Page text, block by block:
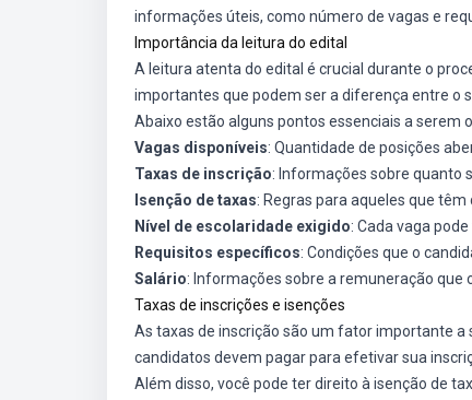
informações úteis, como número de vagas e
Importância da leitura do edital
A leitura atenta do edital é crucial durante o
importantes que podem ser a diferença entre o
Abaixo estão alguns pontos essenciais a serem
Vagas disponíveis: Quantidade de posições
Taxas de inscrição: Informações sobre quanto
Isenção de taxas: Regras para aqueles que
Nível de escolaridade exigido: Cada vaga
Requisitos específicos: Condições que o
Salário: Informações sobre a remuneração que
Taxas de inscrições e isenções
As taxas de inscrição são um fator importante a
candidatos devem pagar para efetivar sua
Além disso, você pode ter direito à isenção de